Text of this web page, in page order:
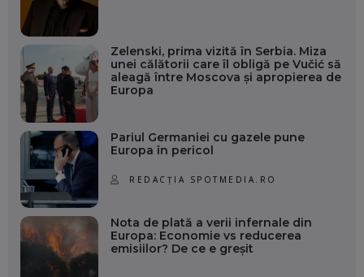
Zelenski, prima vizită în Serbia. Miza
unei călătorii care îl obligă pe Vučić să
aleagă între Moscova și apropierea de
Europa
Pariul Germaniei cu gazele pune
Europa în pericol
REDACȚIA SPOTMEDIA.RO
Nota de plată a verii infernale din
Europa: Economie vs reducerea
emisiilor? De ce e greșit